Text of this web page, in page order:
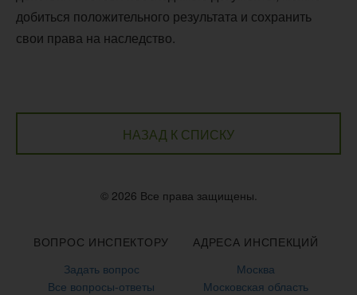
добиться положительного результата и сохранить
свои права на наследство.
НАЗАД К СПИСКУ
© 2026 Все права защищены.
ВОПРОС ИНСПЕКТОРУ
Задать вопрос
Все вопросы-ответы
АДРЕСА ИНСПЕКЦИЙ
Москва
Московская область